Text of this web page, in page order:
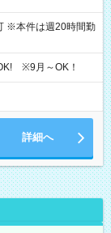
※本件は週20時間勤
※9月～OK！
詳細へ